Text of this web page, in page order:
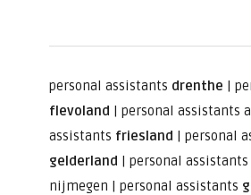
personal assistants drenthe |
flevoland | personal assistants
assistants friesland | personal
gelderland | personal
nijmegen | personal assistants